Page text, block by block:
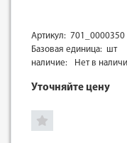
Артикул: 701_0000350
Базовая единица: шт
наличие:
Нет в
Уточняйте цену